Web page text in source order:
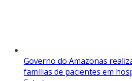
Governo do Amazonas
famílias de pacientes em